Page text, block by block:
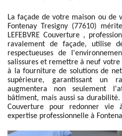
La façade de votre maison ou de
Fontenay Tresigny (77610)
LEFEBVRE Couverture ,
ravalement de façade, utilise
respectueuses de
salissures et remettre à neuf votre
à la fourniture de solutions de
supérieure, garantissant un
augmentera non seulement
bâtiment, mais aussi sa durabilité.
Couverture pour redonner vie
expertise professionnelle à